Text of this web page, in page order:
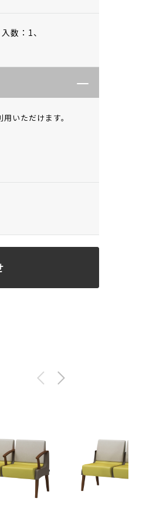
入数：1、
いただけます。